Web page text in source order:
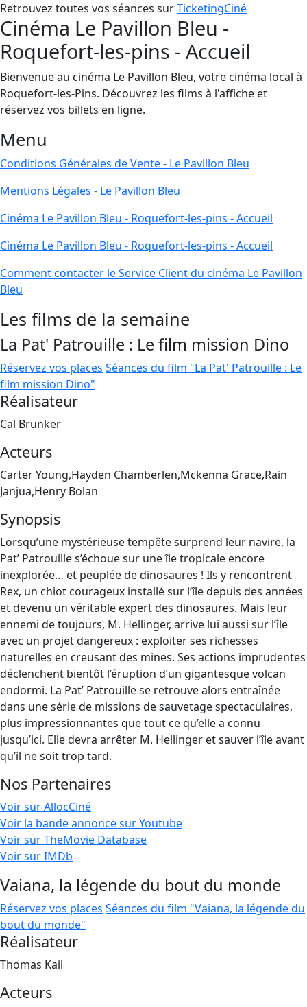
Retrouvez toutes vos séances surTicketingCiné
Cinéma Le Pavillon Bleu -
Roquefort-les-pins - Accueil
Bienvenue au cinéma Le Pavillon Bleu, votre cinéma local à
Roquefort-les-Pins. Découvrez les films à l'affiche et
réservez vos billets en ligne.
Menu
Conditions Générales de Vente - Le Pavillon Bleu
Mentions Légales - Le Pavillon Bleu
Cinéma Le Pavillon Bleu - Roquefort-les-pins - Accueil
Cinéma Le Pavillon Bleu - Roquefort-les-pins - Accueil
Comment contacter le Service Client du cinéma Le Pavillon
Bleu
Les films de la semaine
La Pat' Patrouille : Le film mission Dino
Réservez vos places Séances du film "La Pat' Patrouille : Le
film mission Dino"
Réalisateur
Cal Brunker
Acteurs
Carter Young,Hayden Chamberlen,Mckenna Grace,Rain
Janjua,Henry Bolan
Synopsis
Lorsqu’une mystérieuse tempête surprend leur navire, la
Pat’ Patrouille s’échoue sur une île tropicale encore
inexplorée… et peuplée de dinosaures ! Ils y rencontrent
Rex, un chiot courageux installé sur l’île depuis des années
et devenu un véritable expert des dinosaures. Mais leur
ennemi de toujours, M. Hellinger, arrive lui aussi sur l’île
avec un projet dangereux : exploiter ses richesses
naturelles en creusant des mines. Ses actions imprudentes
déclenchent bientôt l’éruption d’un gigantesque volcan
endormi. La Pat’ Patrouille se retrouve alors entraînée
dans une série de missions de sauvetage spectaculaires,
plus impressionnantes que tout ce qu’elle a connu
jusqu’ici. Elle devra arrêter M. Hellinger et sauver l’île avant
qu’il ne soit trop tard.
Nos Partenaires
Voir sur AllocCiné
Voir la bande annonce sur Youtube
Voir sur TheMovie Database
Voir sur IMDb
Vaiana, la légende du bout du monde
Réservez vos places Séances du film "Vaiana, la légende du
bout du monde"
Réalisateur
Thomas Kail
Acteurs